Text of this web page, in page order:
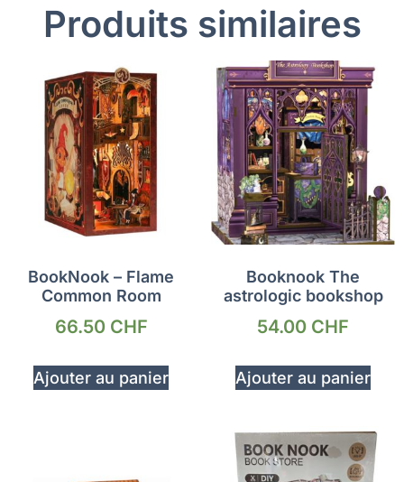
Produits similaires
BookNook – Flame
Common Room
66.50 CHF
Ajouter au panier
Booknook The
astrologic bookshop
54.00 CHF
Ajouter au panier